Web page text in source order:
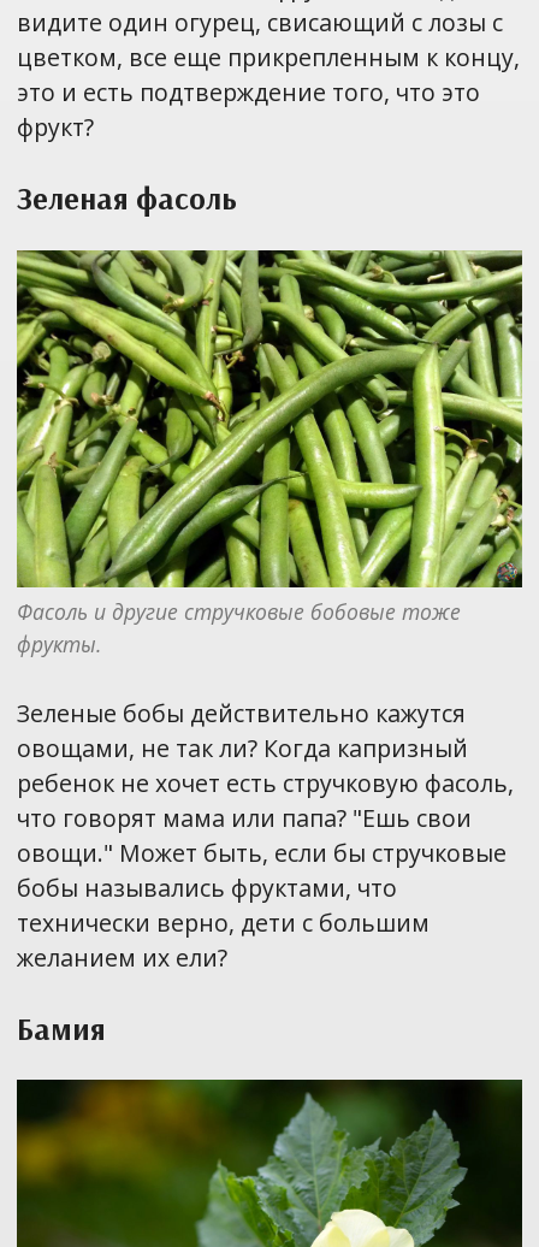
видите один огурец, свисающий с лозы с
цветком, все еще прикрепленным к концу,
это и есть подтверждение того, что это
фрукт?
Зеленая фасоль
Фасоль и другие стручковые бобовые тоже
фрукты.
Зеленые бобы действительно кажутся
овощами, не так ли? Когда капризный
ребенок не хочет есть стручковую фасоль,
что говорят мама или папа? "Ешь свои
овощи." Может быть, если бы стручковые
бобы назывались фруктами, что
технически верно, дети с большим
желанием их ели?
Бамия